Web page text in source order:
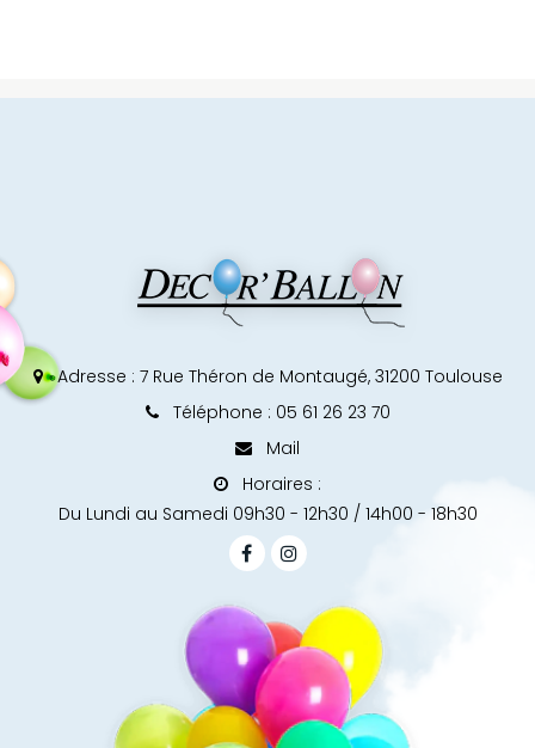
Adresse : 7 Rue Théron de Montaugé, 31200 Toulouse
Téléphone : 05 61 26 23 70
Mail
Horaires :
Du Lundi au Samedi 09h30 - 12h30 / 14h00 - 18h30